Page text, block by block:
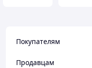
Покупателям
Продавцам